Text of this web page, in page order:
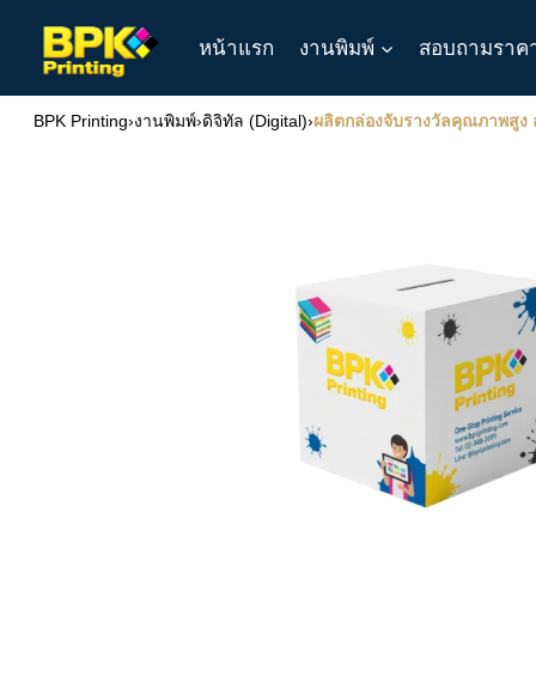
content
หน้าแรก งานพิมพ์ สอบถามราค
BPK Printing›งานพิมพ์›ดิจิทัล (Digital)›ผลิตกล่องจับรางวัลคุณภาพสูง